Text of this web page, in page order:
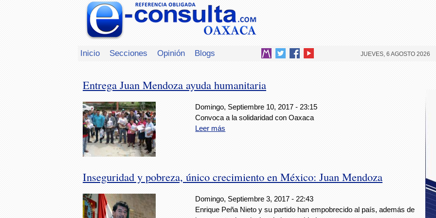
Inicio Secciones Opinión Blogs JUEVES, 6 AGOSTO 2026
Entrega Juan Mendoza ayuda humanitaria
Domingo, Septiembre 10, 2017 - 23:15
Convoca a la solidaridad con Oaxaca
Leer más
Inseguridad y pobreza, único crecimiento en México: Juan Mendoza
Domingo, Septiembre 3, 2017 - 22:43
Enrique Peña Nieto y su partido han empobrecido al país, además de